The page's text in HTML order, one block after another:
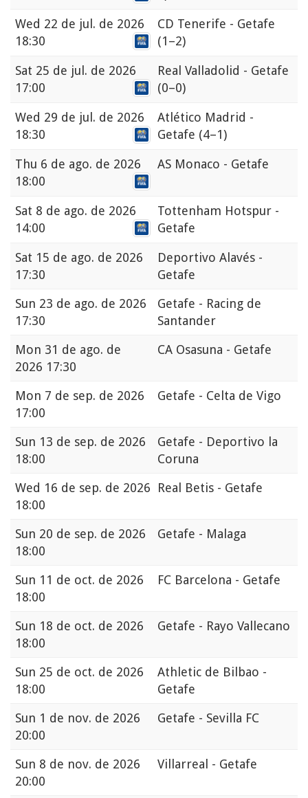
Wed 22 de jul. de 2026
18:30
CD Tenerife - Getafe
(1–2)
Sat 25 de jul. de 2026
17:00
Real Valladolid - Getafe
(0–0)
Wed 29 de jul. de 2026
18:30
Atlético Madrid -
Getafe (4–1)
Thu 6 de ago. de 2026
18:00
AS Monaco - Getafe
Sat 8 de ago. de 2026
14:00
Tottenham Hotspur -
Getafe
Sat 15 de ago. de 2026
17:30
Deportivo Alavés -
Getafe
Sun 23 de ago. de 2026
17:30
Getafe - Racing de
Santander
Mon 31 de ago. de
2026 17:30
CA Osasuna - Getafe
Mon 7 de sep. de 2026
17:00
Getafe - Celta de Vigo
Sun 13 de sep. de 2026
18:00
Getafe - Deportivo la
Coruna
Wed 16 de sep. de 2026
18:00
Real Betis - Getafe
Sun 20 de sep. de 2026
18:00
Getafe - Malaga
Sun 11 de oct. de 2026
18:00
FC Barcelona - Getafe
Sun 18 de oct. de 2026
18:00
Getafe - Rayo Vallecano
Sun 25 de oct. de 2026
18:00
Athletic de Bilbao -
Getafe
Sun 1 de nov. de 2026
20:00
Getafe - Sevilla FC
Sun 8 de nov. de 2026
20:00
Villarreal - Getafe